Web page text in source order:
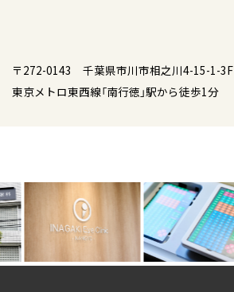
〒272-0143 千葉県市川市相之川4-15-1-3F
東京メトロ東西線「南行徳」駅から徒歩1分